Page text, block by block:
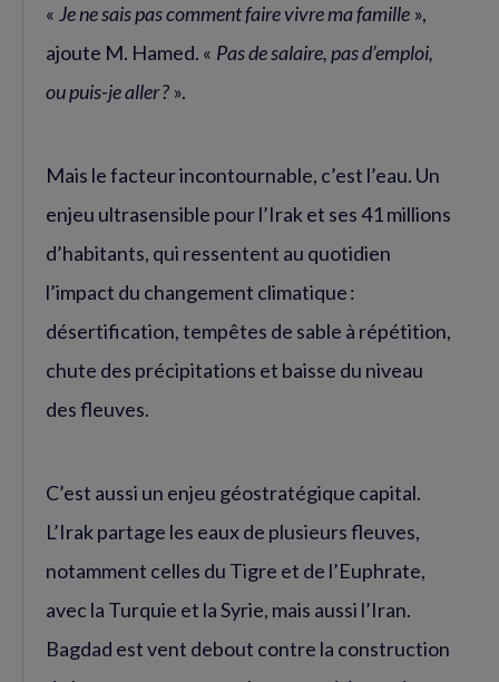
« Je ne sais pas comment faire vivre ma famille »,
ajoute M. Hamed. « Pas de salaire, pas d’emploi,
ou puis-je aller ? ».
Mais le facteur incontournable, c’est l’eau. Un
enjeu ultrasensible pour l’Irak et ses 41 millions
d’habitants, qui ressentent au quotidien
l’impact du changement climatique :
désertification, tempêtes de sable à répétition,
chute des précipitations et baisse du niveau
des fleuves.
C’est aussi un enjeu géostratégique capital.
L’Irak partage les eaux de plusieurs fleuves,
notamment celles du Tigre et de l’Euphrate,
avec la Turquie et la Syrie, mais aussi l’Iran.
Bagdad est vent debout contre la construction